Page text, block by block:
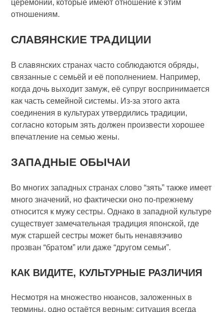
церемонии, которые имеют отношение к этим
отношениям.
СЛАВЯНСКИЕ ТРАДИЦИИ
В славянских странах часто соблюдаются обряды,
связанные с семьёй и её пополнением. Например,
когда дочь выходит замуж, её супруг воспринимается
как часть семейной системы. Из-за этого акта
соединения в культурах утвердились традиции,
согласно которым зять должен произвести хорошее
впечатление на семью жены.
ЗАПАДНЫЕ ОБЫЧАИ
Во многих западных странах слово “зять” также имеет
много значений, но фактически оно по-прежнему
относится к мужу сестры. Однако в западной культуре
существует замечательная традиция японской, где
муж старшей сестры может быть ненавязчиво
прозван “братом” или даже “другом семьи”.
КАК ВИДИТЕ, КУЛЬТУРНЫЕ РАЗЛИЧИЯ
Несмотря на множество нюансов, заложенных в
термины, одно остаётся верным: ситуация всегда